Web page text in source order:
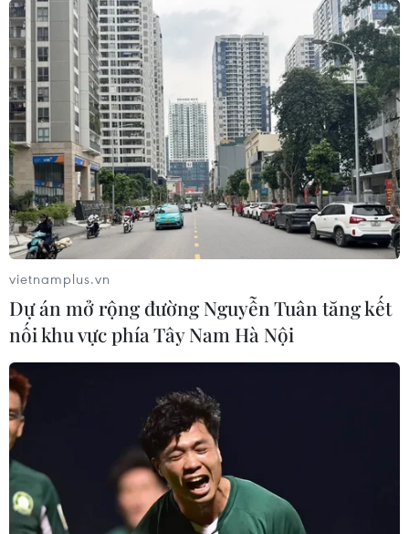
TPBank dẫn đầu về tốc độ tăng trưởng
giao dịch thẻ ghi nợ
16/12/2020 09:03
Tốc độ tăng trưởng về số lượng phát hành thẻ Visa của
TPBank đã tăng gấp 28 lần và tốc độ tăng trưởng về
doanh số của thẻ này tăng gấp 23 lần trong vòng 4
năm qua.
vietnamplus.vn
Dự án mở rộng đường Nguyễn Tuân tăng kết
nối khu vực phía Tây Nam Hà Nội